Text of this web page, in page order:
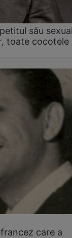
său
toate cocotele
care a